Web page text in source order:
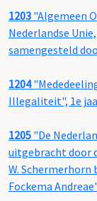
1203 "Algemeen
Nederlandse
samengesteld
1204
Illegaliteit", 1e
1205 "De
uitgebracht door
W. Schermerhorn
Fockema